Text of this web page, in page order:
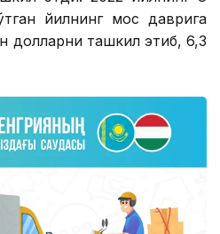
йилнинг мос даврига
долларни ташкил этиб, 6,3